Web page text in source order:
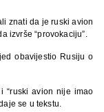
znati da je ruski avion
izvrše “provokaciju”.
obavijestio Rusiju o
“ruski avion nije imao
se u tekstu.